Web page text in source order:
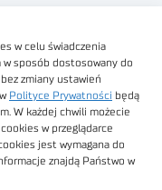
w celu świadczenia
w sposób dostosowany do
zmiany ustawień
Polityce Prywatności będą
W każdej chwili możecie
w przeglądarce
jest wymagana do
znajdą Państwo w